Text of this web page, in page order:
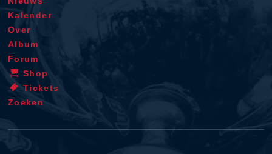
Kalender
Over
Album
Forum
Shop
Tickets
Zoeken